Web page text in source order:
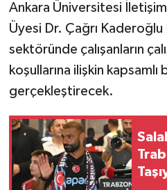
Ankara Üniversitesi
Üyesi Dr. Çağrı Kaderoğlu
sektöründe çalışanların
koşullarına ilişkin kapsamlı
gerçekleştirecek.